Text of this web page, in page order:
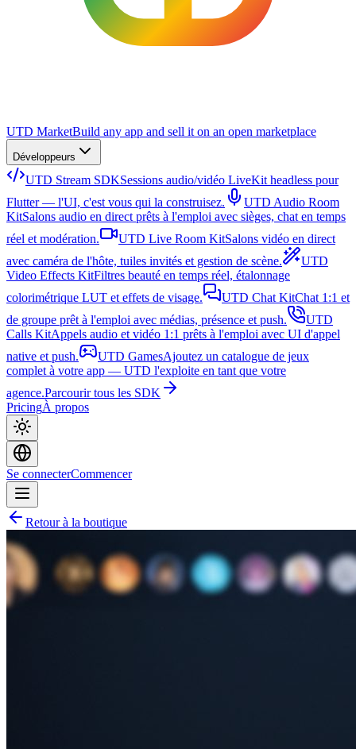
UTD MarketBuild any app and sell it on an open marketplace
Développeurs
UTD Stream SDKSessions audio/vidéo LiveKit headless pour
Flutter — l'UI, c'est vous qui la construisez.
UTD Audio Room
KitSalons audio en direct prêts à l'emploi avec sièges, chat en temps
réel et modération.
UTD Live Room KitSalons vidéo en direct
avec caméra de l'hôte, tuiles invités et gestion de scène.
UTD
Video Effects KitFiltres beauté en temps réel, étalonnage
colorimétrique LUT et effets de visage.
UTD Chat KitChat 1:1 et
de groupe prêt à l'emploi avec médias, présence et push.
UTD
Calls KitAppels audio et vidéo 1:1 prêts à l'emploi avec UI d'appel
native et push.
UTD GamesAjoutez un catalogue de jeux
complet à votre app — UTD l'exploite en tant que votre
agence.Parcourir tous les SDK
PricingÀ propos
Se connecterCommencer
Retour à la boutique